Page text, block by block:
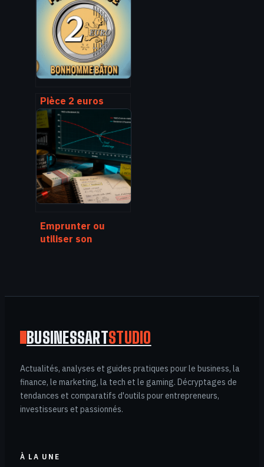
en profiter au
mieux
Pièce 2 euros
bonhomme bâton :
valeur, rareté et
revente
Emprunter ou
utiliser son
BUSINESSARTSTUDIO
Actualités, analyses et guides pratiques pour le business, la
finance, le marketing, la tech et le gaming. Décryptages de
tendances et comparatifs d'outils pour entrepreneurs,
investisseurs et passionnés.
À LA UNE